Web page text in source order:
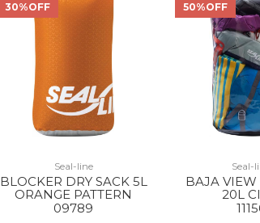
30%OFF
Seal-line
BLOCKER DRY SACK 5L
ORANGE PATTERN
09789
50%OFF
Seal-
BAJA VIEW
20L